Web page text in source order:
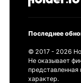
Последнее
© 2017 - 2026
Не оказывает
представленная
характер.